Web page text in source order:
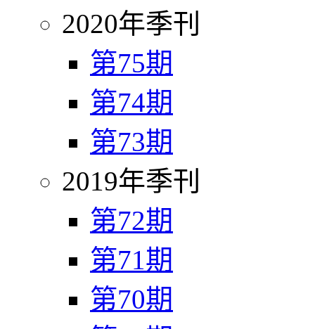
2020年季刊
第75期
第74期
第73期
2019年季刊
第72期
第71期
第70期